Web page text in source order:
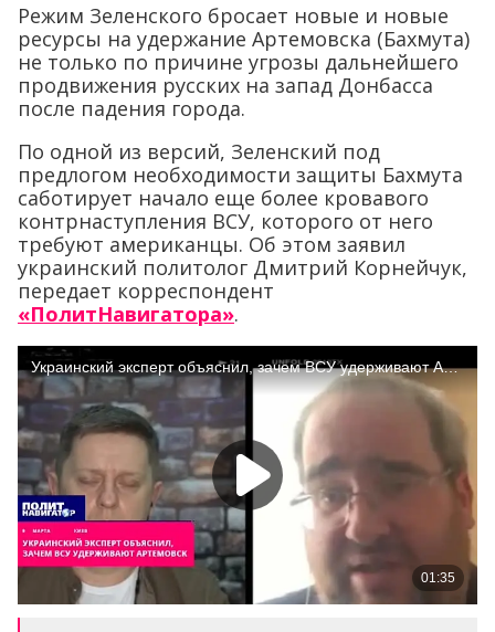
Режим Зеленского бросает новые и новые
ресурсы на удержание Артемовска (Бахмута)
не только по причине угрозы дальнейшего
продвижения русских на запад Донбасса
после падения города.
По одной из версий, Зеленский под
предлогом необходимости защиты Бахмута
саботирует начало еще более кровавого
контрнаступления ВСУ, которого от него
требуют американцы. Об этом заявил
украинский политолог Дмитрий Корнейчук,
передает корреспондент
«ПолитНавигатора».